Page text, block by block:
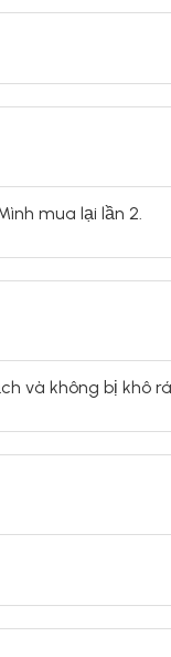
mua lại lần 2.
và không bị khô